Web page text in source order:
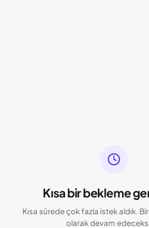
Kısa bir bekleme
Kısa sürede çok fazla istek aldık.
olarak devam